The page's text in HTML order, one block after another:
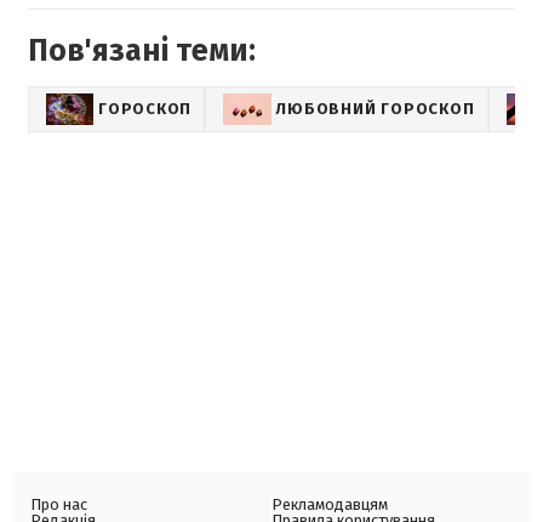
Пов'язані теми:
ГОРОСКОП ЛЮБОВНИЙ ГОРОСКОП
Про нас
Рекламодавцям